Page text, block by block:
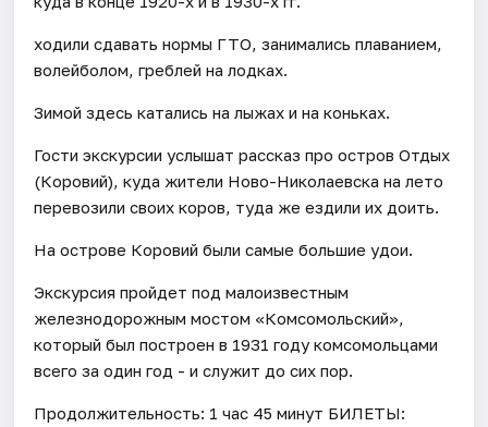
ходили сдавать нормы ГТО, занимались плаванием,
волейболом, греблей на лодках.
Зимой здесь катались на лыжах и на коньках.
​Гости экскурсии услышат рассказ про остров Отдых
(Коровий), куда жители Ново-Николаевска на лето
перевозили своих коров, туда же ездили их доить.
На острове Коровий были самые большие удои.
Экскурсия пройдет под малоизвестным
железнодорожным мостом «Комсомольский»,
который был построен в 1931 году комсомольцами
всего за один год - и служит до сих пор.
Продолжительность: 1 час 45 минут БИЛЕТЫ: